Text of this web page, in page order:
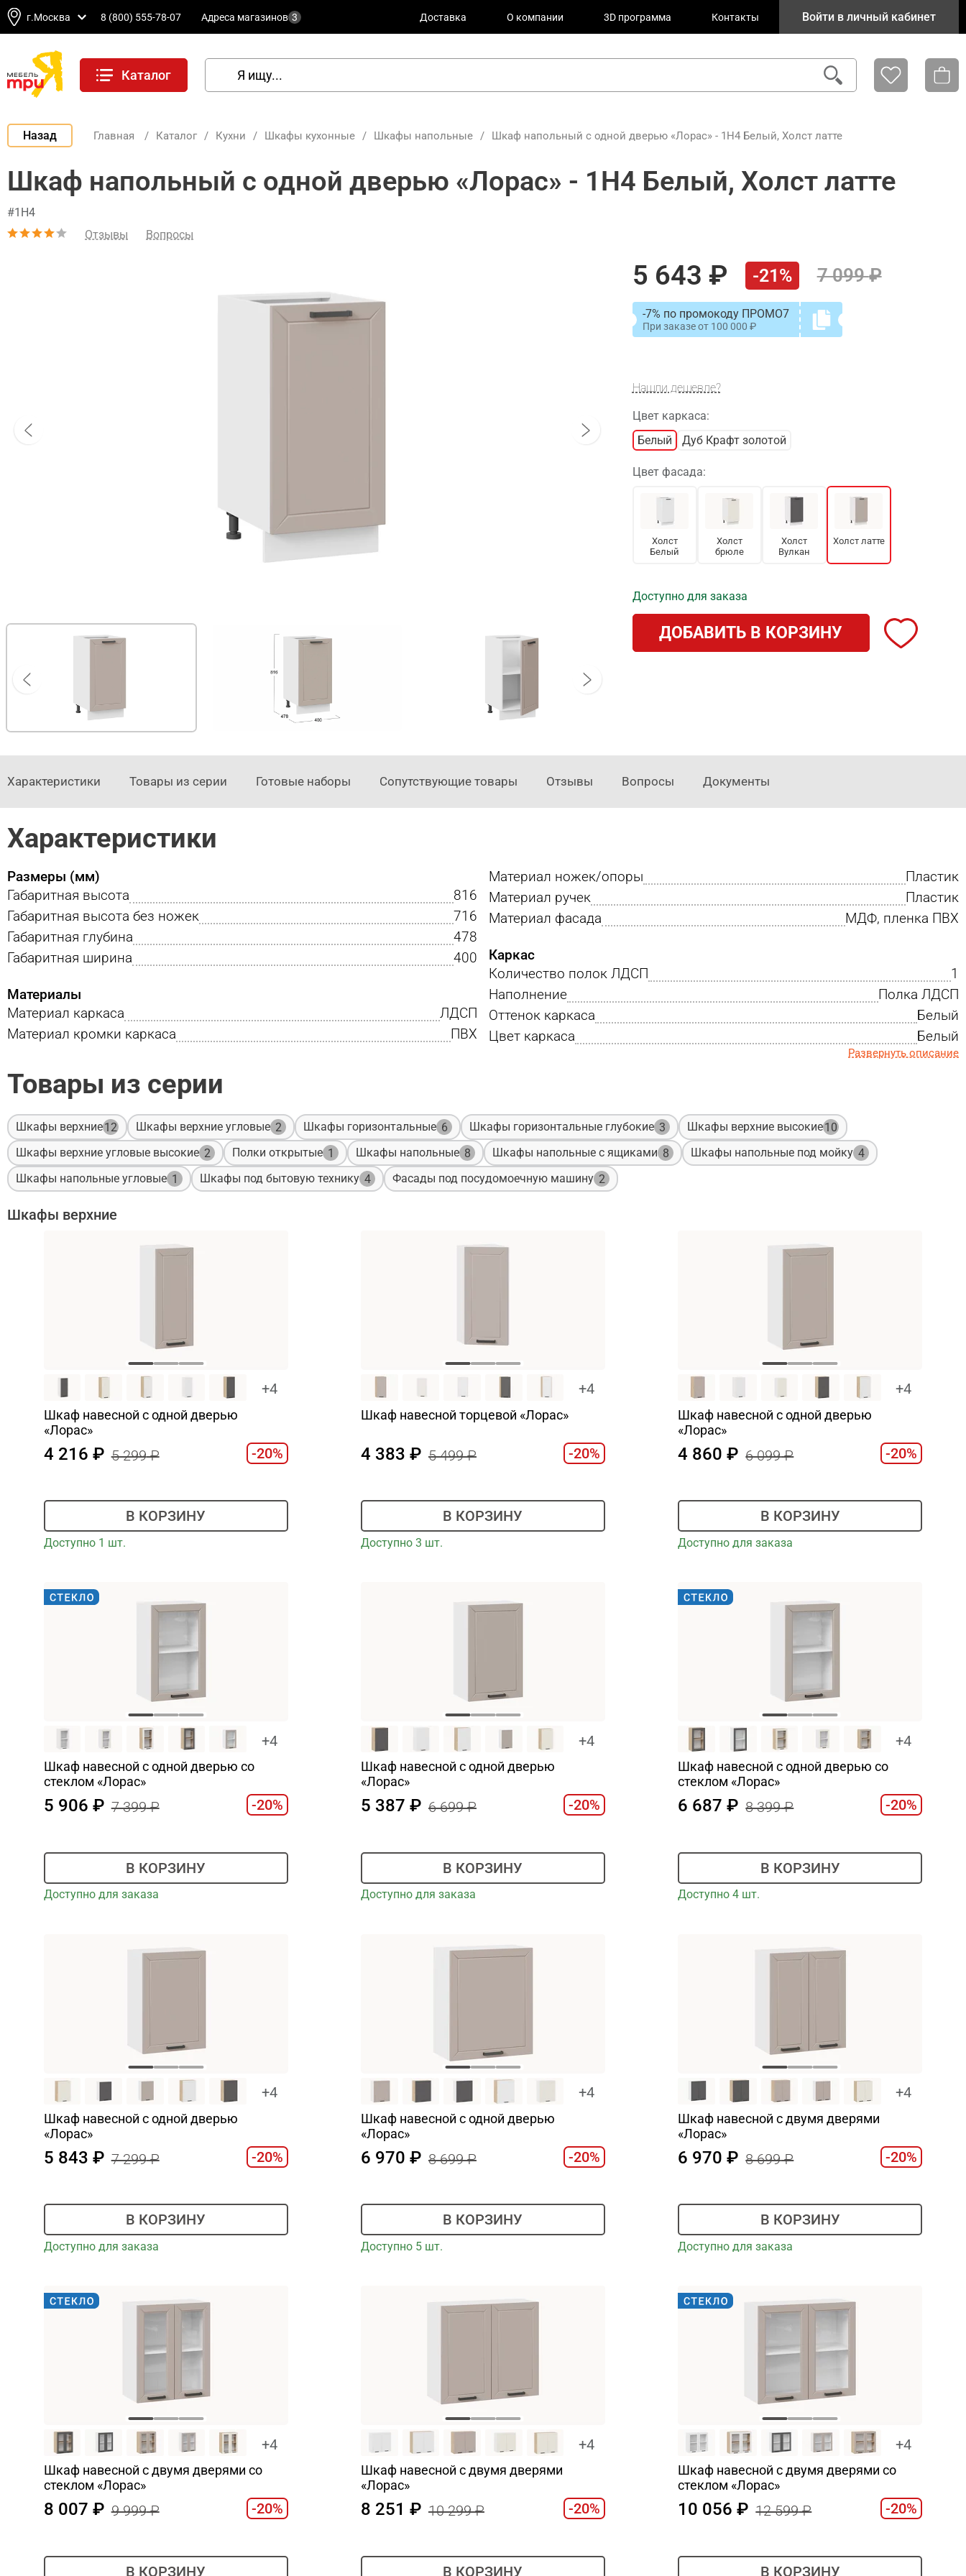
г.Москва 8 (800) 555-78-07 Адреса магазинов 3 Доставка О компании 3D программа Контакты Войти в личный кабинет
Каталог
Назад Главная / Каталог / Кухни / Шкафы кухонные / Шкафы напольные / Шкаф напольный с одной дверью «Лорас» - 1Н4 Белый, Холст латте
Шкаф напольный с одной дверью «Лорас» - 1Н4 Белый, Холст латте
#1Н4
Отзывы
Вопросы
5 643 -21% 7 099
-7% по промокоду ПРОМО7
При заказе от 100 000
Нашли дешевле?
Цвет каркаса:
Белый
Дуб Крафт золотой
Цвет фасада:
Холст
Белый
Холст
брюле
Холст
Вулкан
Холст латте
Доступно для заказа
ДОБАВИТЬ В КОРЗИНУ
Характеристики Товары из серии Готовые наборы Сопутствующие товары Отзывы Вопросы Документы
Характеристики
Размеры (мм)
Габаритная высота
816
Габаритная высота без ножек
716
Габаритная глубина
478
Габаритная ширина
400
Материалы
Материал каркаса
ЛДСП
Материал кромки каркаса
ПВХ
Материал ножек/опоры
Пластик
Материал ручек
Пластик
Материал фасада
МДФ, пленка ПВХ
Каркас
Количество полок ЛДСП
1
Наполнение
Полка ЛДСП
Оттенок каркаса
Белый
Цвет каркаса
Белый
Развернуть описание
Товары из серии
Шкафы верхние12 Шкафы верхние угловые 2 Шкафы горизонтальные 6 Шкафы горизонтальные глубокие 3 Шкафы верхние высокие10
Шкафы верхние угловые высокие 2 Полки открытые 1 Шкафы напольные 8 Шкафы напольные с ящиками 8 Шкафы напольные под мойку 4
Шкафы напольные угловые 1 Шкафы под бытовую технику 4 Фасады под посудомоечную машину 2
Шкафы верхние
+4
Шкаф навесной c одной дверью
«Лорас»
4 216 5 299 -20%
В КОРЗИНУ
Доступно 1 шт.
+4
Шкаф навесной торцевой «Лорас»
4 383 5 499 -20%
В КОРЗИНУ
Доступно 3 шт.
+4
Шкаф навесной c одной дверью
«Лорас»
4 860 6 099 -20%
В КОРЗИНУ
Доступно для заказа
+4
Шкаф навесной c одной дверью со
стеклом «Лорас»
5 906 7 399 -20%
В КОРЗИНУ
Доступно для заказа
+4
Шкаф навесной c одной дверью
«Лорас»
5 387 6 699 -20%
В КОРЗИНУ
Доступно для заказа
+4
Шкаф навесной c одной дверью со
стеклом «Лорас»
6 687 8 399 -20%
В КОРЗИНУ
Доступно 4 шт.
+4
Шкаф навесной c одной дверью
«Лорас»
5 843 7 299 -20%
В КОРЗИНУ
Доступно для заказа
+4
Шкаф навесной c одной дверью
«Лорас»
6 970 8 699 -20%
В КОРЗИНУ
Доступно 5 шт.
+4
Шкаф навесной c двумя дверями
«Лорас»
6 970 8 699 -20%
В КОРЗИНУ
Доступно для заказа
+4
Шкаф навесной c двумя дверями со
стеклом «Лорас»
8 007 9 999 -20%
В КОРЗИНУ
+4
Шкаф навесной c двумя дверями
«Лорас»
8 251 10 299 -20%
В КОРЗИНУ
+4
Шкаф навесной c двумя дверями со
стеклом «Лорас»
10 056 12 599 -20%
В КОРЗИНУ